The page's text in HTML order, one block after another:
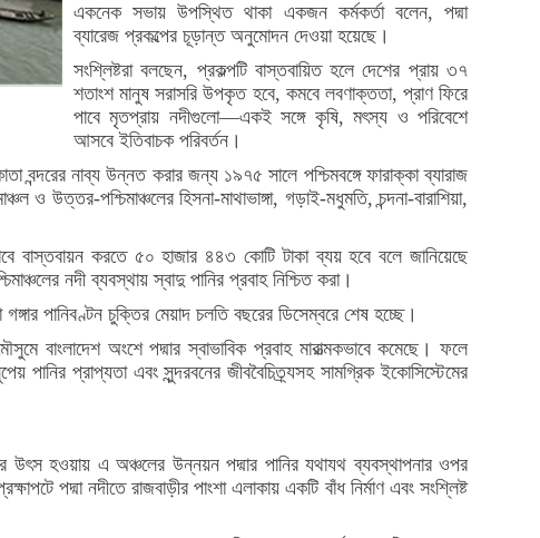
একনেক সভায় উপস্থিত থাকা একজন কর্মকর্তা বলেন, পদ্মা
ব্যারেজ প্রকল্পের চূড়ান্ত অনুমোদন দেওয়া হয়েছে।
সংশ্লিষ্টরা বলছেন, প্রকল্পটি বাস্তবায়িত হলে দেশের প্রায় ৩৭
শতাংশ মানুষ সরাসরি উপকৃত হবে, কমবে লবণাক্ততা, প্রাণ ফিরে
পাবে মৃতপ্রায় নদীগুলো—একই সঙ্গে কৃষি, মৎস্য ও পরিবেশে
আসবে ইতিবাচক পরিবর্তন।
বন্দরের নাব্য উন্নত করার জন্য ১৯৭৫ সালে পশ্চিমবঙ্গে ফারাক্কা ব্যারাজ
ও উত্তর-পশ্চিমাঞ্চলের হিসনা-মাথাভাঙ্গা, গড়াই-মধুমতি, চন্দনা-বারাশিয়া,
বাস্তবায়ন করতে ৫০ হাজার ৪৪৩ কোটি টাকা ব্যয় হবে বলে জানিয়েছে
নদী ব্যবস্থায় স্বাদু পানির প্রবাহ নিশ্চিত করা।
পানিবণ্টন চুক্তির মেয়াদ চলতি বছরের ডিসেম্বরে শেষ হচ্ছে।
বাংলাদেশ অংশে পদ্মার স্বাভাবিক প্রবাহ মারাত্মকভাবে কমেছে। ফলে
পানির প্রাপ্যতা এবং সুন্দরবনের জীববৈচিত্র্যসহ সামগ্রিক ইকোসিস্টেমের
উৎস হওয়ায় এ অঞ্চলের উন্নয়ন পদ্মার পানির যথাযথ ব্যবস্থাপনার ওপর
পদ্মা নদীতে রাজবাড়ীর পাংশা এলাকায় একটি বাঁধ নির্মাণ এবং সংশ্লিষ্ট